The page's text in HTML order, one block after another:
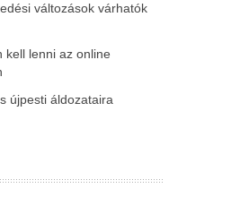
változások várhatók
kell lenni az online
újpesti áldozataira